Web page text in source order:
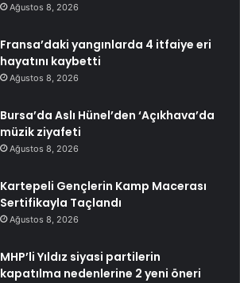
Ağustos 8, 2026
Fransa’daki yangınlarda 4 itfaiye eri
hayatını kaybetti
Ağustos 8, 2026
Bursa’da Aslı Hünel’den ‘Açıkhava’da
müzik ziyafeti
Ağustos 8, 2026
Kartepeli Gençlerin Kamp Macerası
Sertifikayla Taçlandı
Ağustos 8, 2026
MHP’li Yıldız siyasi partilerin
kapatılma nedenlerine 2 yeni öneri